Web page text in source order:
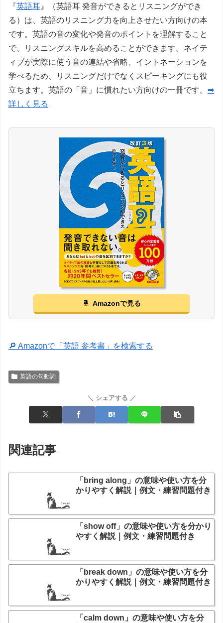
『英語耳 』（英語耳 発音ができるとリスニングができ
る）は、英語のリスニング力を向上させたい方向けの本
です。英語の音の変化や発音のポイントを理解すること
で、リスニングスキルを高めることができます。ネイテ
ィブが実際に使う音の連結や省略、イントネーションを
学べるため、リスニングだけでなくスピーキングにも役
立ちます。英語の「音」に慣れたい方向けの一冊です。 ➡
詳しく見る
Amazonで見る
🔎 Amazonで「英語 参考書」を検索する
英語の句動詞
＼ シェアする ／
関連記事
「bring along」の意味や使い方を分
かりやすく解説｜例文・練習問題付き
「show off」の意味や使い方を分かり
やすく解説｜例文・練習問題付き
「break down」の意味や使い方を分
かりやすく解説｜例文・練習問題付き
「calm down」の意味や使い方を分